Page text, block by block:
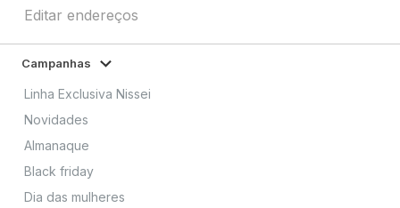
Editar endereços
Campanhas
Linha Exclusiva Nissei
Novidades
Almanaque
Black friday
Dia das mulheres